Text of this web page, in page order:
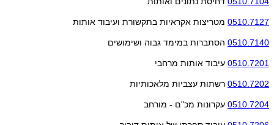
0510.7127 מטריצות אקראיות בתקשורת ועיבוד אותות
0510.7140 הסתברות במימד גבוה ושימושים
0510.7201 עיבוד אותות מרחבי
0510.7202 רשתות עצביות מלאכותיות
0510.7204 עקרונות מכ"ם - מורחב